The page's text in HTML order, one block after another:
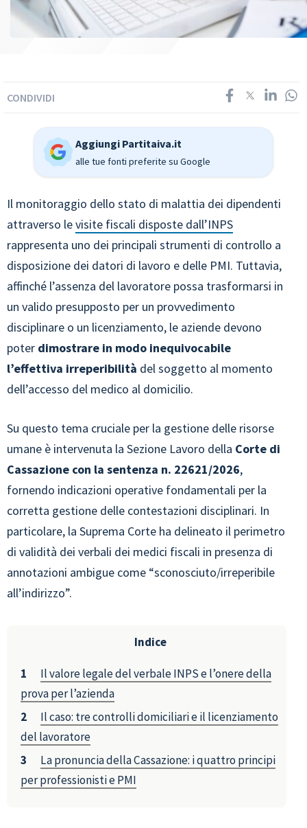
CONDIVIDI
Aggiungi Partitaiva.it
alle tue fonti preferite su Google
Il monitoraggio dello stato di malattia dei dipendenti
attraverso levisite fiscali disposte dall’INPS
rappresenta uno dei principali strumenti di controllo a
disposizione dei datori di lavoro e delle PMI. Tuttavia,
affinché l’assenza del lavoratore possa trasformarsi in
un valido presupposto per un provvedimento
disciplinare o un licenziamento, le aziende devono
poter dimostrare in modo inequivocabile
l’effettiva irreperibilità del soggetto al momento
dell’accesso del medico al domicilio.
Su questo tema cruciale per la gestione delle risorse
umane è intervenuta la Sezione Lavoro della Corte di
Cassazione con la sentenza n. 22621/2026,
fornendo indicazioni operative fondamentali per la
corretta gestione delle contestazioni disciplinari. In
particolare, la Suprema Corte ha delineato il perimetro
di validità dei verbali dei medici fiscali in presenza di
annotazioni ambigue come “sconosciuto/irreperibile
all’indirizzo”.
Indice
Il valore legale del verbale INPS e l’onere della
prova per l’azienda
Il caso: tre controlli domiciliari e il licenziamento
del lavoratore
La pronuncia della Cassazione: i quattro principi
per professionisti e PMI